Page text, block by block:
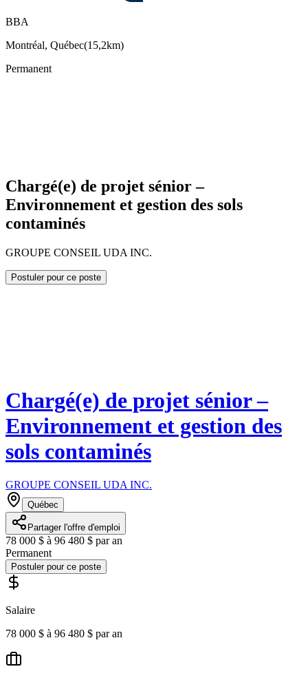
BBA
Montréal, Québec(15,2km)
Permanent
Chargé(e) de projet sénior –
Environnement et gestion des sols
contaminés
GROUPE CONSEIL UDA INC.
Postuler pour ce poste
Chargé(e) de projet sénior –
Environnement et gestion des
sols contaminés
GROUPE CONSEIL UDA INC.
Québec
Partager l'offre d'emploi
78 000 $ à 96 480 $ par an
Permanent
Postuler pour ce poste
Salaire
78 000 $ à 96 480 $ par an